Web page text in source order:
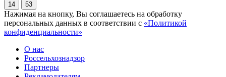
14 53
Нажимая на кнопку, Вы соглашаетесь на обработку
персональных данных в соответствии с «Политикой
конфиденциальности»
О нас
Россельхознадзор
Партнеры